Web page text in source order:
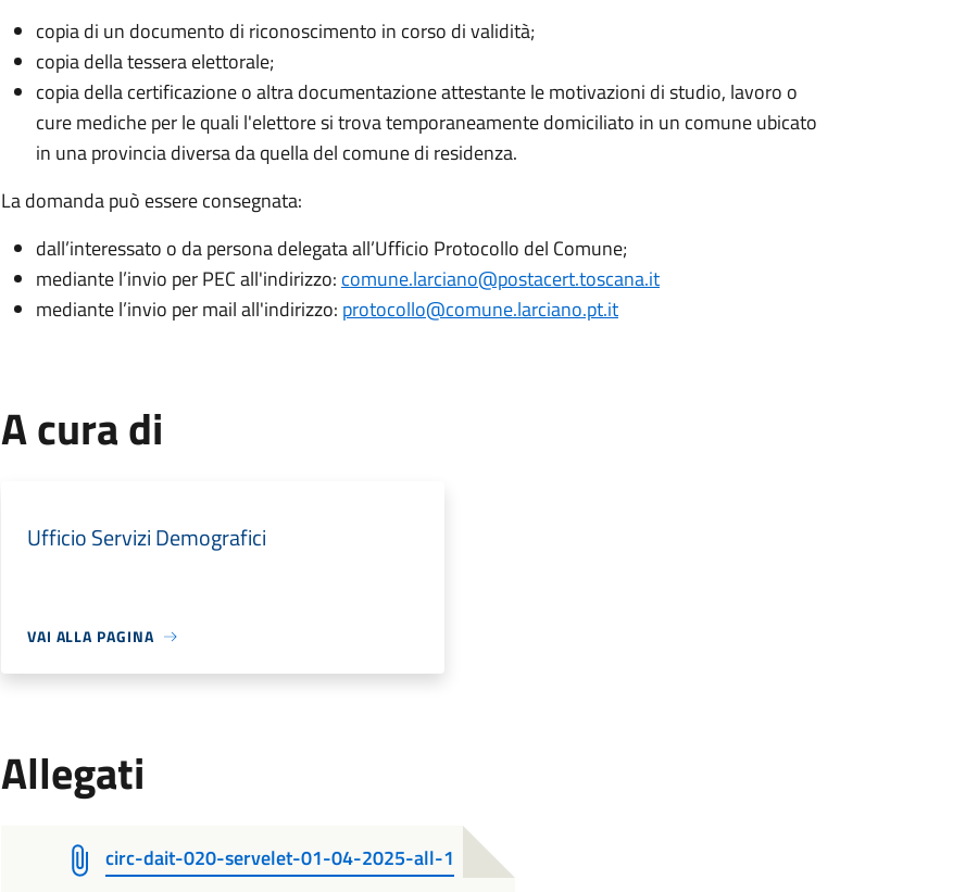
copia di un documento di riconoscimento in corso di validità;
copia della tessera elettorale;
copia della certificazione o altra documentazione attestante le motivazioni di studio, lavoro o
cure mediche per le quali l'elettore si trova temporaneamente domiciliato in un comune ubicato
in una provincia diversa da quella del comune di residenza.
La domanda può essere consegnata:
dall’interessato o da persona delegata all’Ufficio Protocollo del Comune;
mediante l’invio per PEC all'indirizzo: comune.larciano@postacert.toscana.it
mediante l’invio per mail all'indirizzo: protocollo@comune.larciano.pt.it
A cura di
Ufficio Servizi Demografici
VAI ALLA PAGINA
Allegati
circ-dait-020-servelet-01-04-2025-all-1